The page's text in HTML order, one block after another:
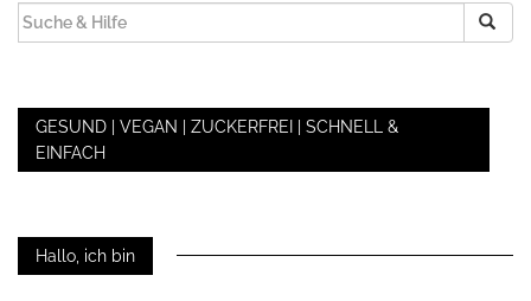
SUCHEN
NACH:
GESUND | VEGAN | ZUCKERFREI | SCHNELL &
EINFACH
Hallo, ich bin